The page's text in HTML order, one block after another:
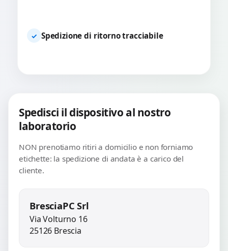
✓ Spedizione di ritorno tracciabile
Spedisci il dispositivo al nostro
laboratorio
NON prenotiamo ritiri a domicilio e non forniamo
etichette: la spedizione di andata è a carico del
cliente.
BresciaPC Srl
Via Volturno 16
25126 Brescia